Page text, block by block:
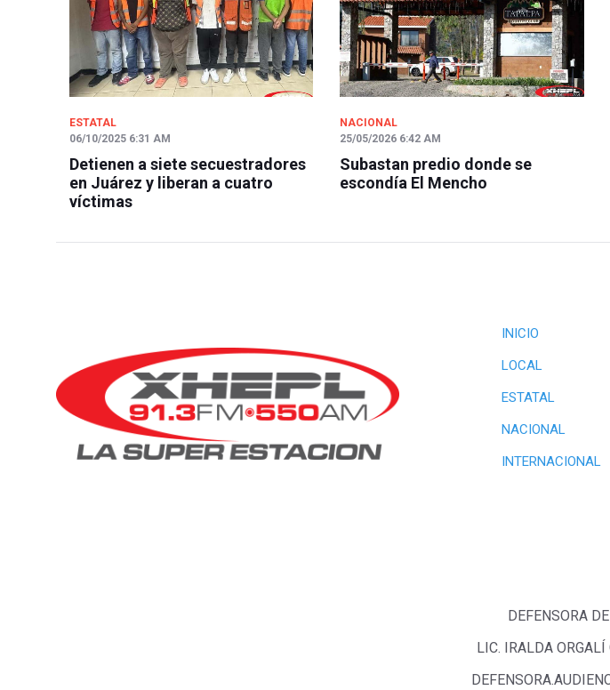
ESTATAL
06/10/2025 6:31 AM
Detienen a siete secuestradores
en Juárez y liberan a cuatro
víctimas
NACIONAL
25/05/2026 6:42 AM
Subastan predio donde se
escondía El Mencho
INICIO
LOCAL
ESTATAL
NACIONAL
INTERNACIONAL
DEFENSORA
LIC. IRALDA